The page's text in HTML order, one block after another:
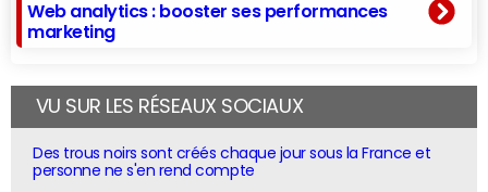
Web analytics : booster ses performances
marketing
VU SUR LES RÉSEAUX SOCIAUX
Des trous noirs sont créés chaque jour sous la France et
personne ne s'en rend compte